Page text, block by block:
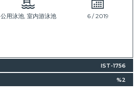
公用泳池, 室内游泳池 6 / 2019
IST-1756
%2